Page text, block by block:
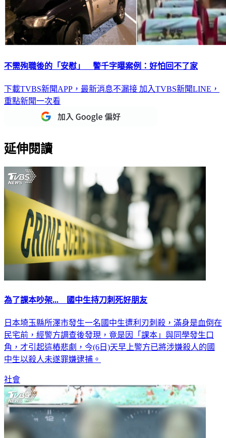
不需殉職後的「安慰」 警千字曝案例：好怕回不了家
下載TVBS新聞APP，最新消息不漏接 加入TVBS新聞LINE，
重點新聞一次看
延伸閱讀
為了課本吵架... 國中生持刀刺死好朋友
日本埼玉縣所澤市發生一名國中生遭利刃刺殺，滿身是血倒在
民宅前，經警方調查後發現，竟是因「課本」與同學發生口
角，才引起這樁悲劇，今(6日)天早上警方已將涉嫌殺人的國
中生以殺人未遂罪嫌逮捕。
社會